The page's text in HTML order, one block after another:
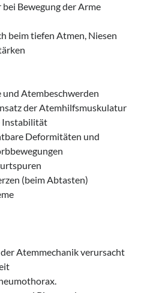
bei Bewegung der Arme
beim tiefen Atmen, Niesen
und Atembeschwerden
der Atemhilfsmuskulatur
Instabilität
Deformitäten und
(beim Abtasten)
Atemmechanik verursacht